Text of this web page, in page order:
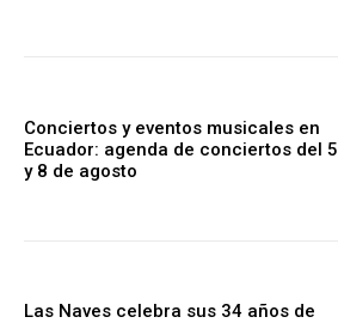
Conciertos y eventos musicales en
Ecuador: agenda de conciertos del 5
y 8 de agosto
Las Naves celebra sus 34 años de